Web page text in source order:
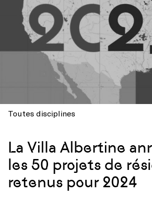
Toutes disciplines
La Villa Albertine
les 50 projets de
retenus pour 2024